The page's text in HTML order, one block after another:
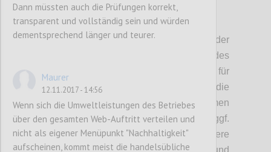
P2
Hier stehen dieVorschläge
bzgl. der
des
Österreichischen Umweltzeichens für
Tourismus zur Diskussion.
Bitte die
Änderungsvorschläge bewerten (mit „Daumen
hoch“ bzw. „Daumen runter“) und diese ggf.
auch kommentieren sowie allfällige weitere
Punkte einbringen.Änderungen und
Dann müssten auch die Prüfungen korrekt,
transparent und vollständig sein und würden
dementsprechend länger und teurer.
Maurer
12.11.2017 - 14:56
Wenn sich die Umweltleistungen des Betriebes
über den gesamten Web-Auftritt verteilen und
nicht als eigener Menüpunkt "Nachhaltigkeit"
aufscheinen, kommt meist die handelsübliche